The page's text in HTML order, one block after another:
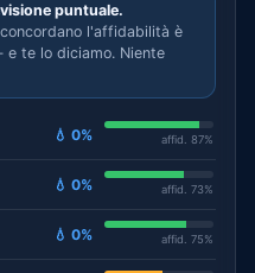
puntuale.
l'affidabilità è
te lo diciamo. Niente
💧 0% affid. 87%
💧 0% affid. 73%
💧 0% affid. 75%